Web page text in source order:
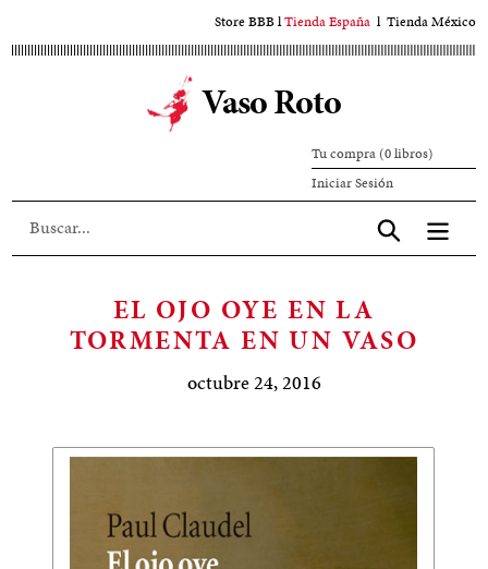
al
Store BBBlTienda España l Tienda México
Vaso Roto
Tu compra (0 libros)
Iniciar SesiónIniciar
sesión
Aceptar
EL OJO OYE EN LA
TORMENTA EN UN VASO
octubre 24, 2016